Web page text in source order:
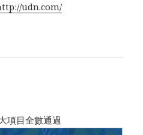
udn.com/
項目全數通過